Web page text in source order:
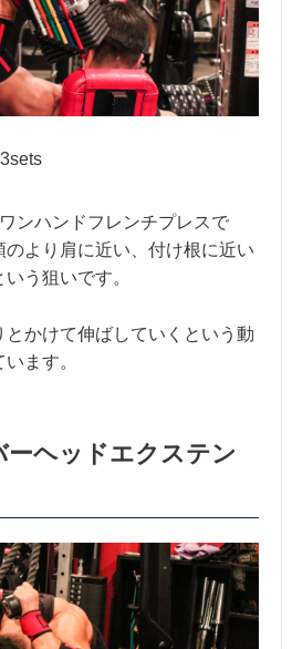
ンハンドフレンチプレスで
のより肩に近い、付け根に近い
う狙いです。
とかけて伸ばしていくという動
ます。
ーヘッドエクステン